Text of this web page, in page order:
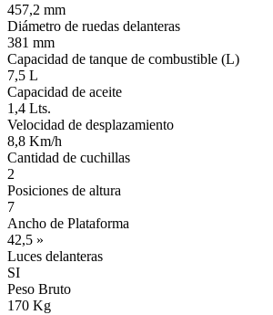
457,2 mm
Diámetro de ruedas delanteras
381 mm
Capacidad de tanque de combustible (L)
7,5 L
Capacidad de aceite
1,4 Lts.
Velocidad de desplazamiento
8,8 Km/h
Cantidad de cuchillas
2
Posiciones de altura
7
Ancho de Plataforma
42,5 »
Luces delanteras
SI
Peso Bruto
170 Kg